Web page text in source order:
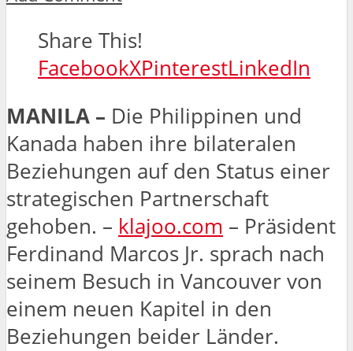
Share This!
FacebookXPinterestLinkedIn
MANILA – Die Philippinen und
Kanada haben ihre bilateralen
Beziehungen auf den Status einer
strategischen Partnerschaft
gehoben. – klajoo.com – Präsident
Ferdinand Marcos Jr. sprach nach
seinem Besuch in Vancouver von
einem neuen Kapitel in den
Beziehungen beider Länder.